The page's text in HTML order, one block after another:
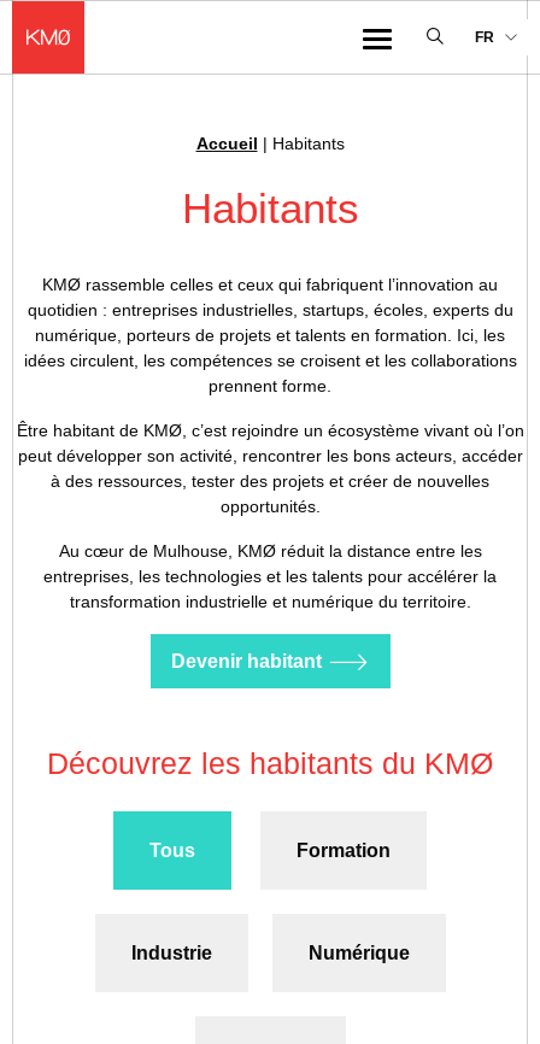
Menu
FR
Accueil | Habitants
Habitants
KMØ rassemble celles et ceux qui fabriquent l’innovation au
quotidien : entreprises industrielles, startups, écoles, experts du
numérique, porteurs de projets et talents en formation. Ici, les
idées circulent, les compétences se croisent et les collaborations
prennent forme.
Être habitant de KMØ, c’est rejoindre un écosystème vivant où l’on
peut développer son activité, rencontrer les bons acteurs, accéder
à des ressources, tester des projets et créer de nouvelles
opportunités.
Au cœur de Mulhouse, KMØ réduit la distance entre les
entreprises, les technologies et les talents pour accélérer la
transformation industrielle et numérique du territoire.
Devenir habitant
Découvrez les habitants du KMØ
Tous Formation
Industrie Numérique